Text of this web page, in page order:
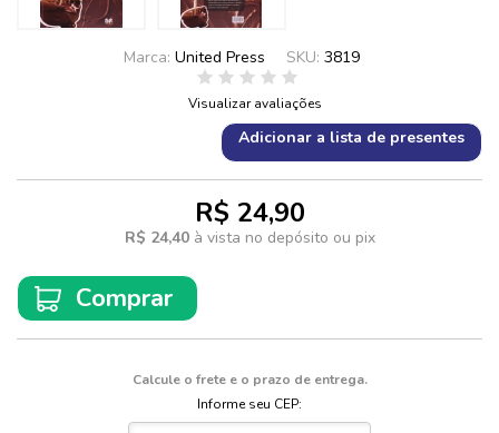
Marca: United Press SKU: 3819
Visualizar avaliações
Adicionar a lista de presentes
R$ 24,90
R$ 24,40à vista no depósito ou pix
Comprar
Calcule o frete e o prazo de entrega.
Informe seu CEP: